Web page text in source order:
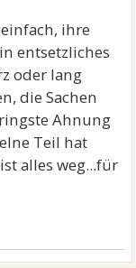
ihre
entsetzliches
oder lang
die Sachen
Ahnung
Teil hat
alles weg...für